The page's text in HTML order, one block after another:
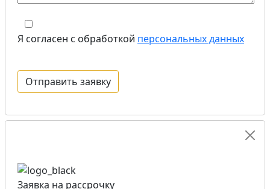
Я согласен с обработкой персональных данных
Заявка на рассрочку